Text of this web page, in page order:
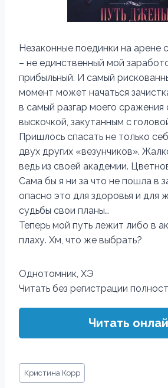
Незаконные поединки на арене
– не единственный мой
прибыльный. И самый
момент может начаться
в самый разгар моего сражения
выскочкой, закутанным с
Пришлось спасать не только
двух других «везунчиков».
ведь из своей академии.
Сама бы я ни за что не пошла в
опасно это для здоровья и для
судьбы свои планы…
Теперь мой путь лежит либо в
плаху. Хм, что же выбрать?
Однотомник, ХЭ
Читать без регистрации
Читать
Метки
записи:
Кристина Корр